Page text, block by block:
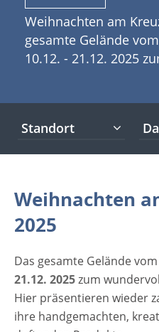
Weihnachten am
gesamte Gelände
10.12. - 21.12. 2025
duftenden Produkte.
wird es wieder
Vorweihnachtszeit
Kulturfabrik Leipzig
gemeinnützige
Ständen und einer
warten viele
Veranstaltungen.
stock.adobe.com [rule
Standort
Weihnachten
2025
Das gesamte Gelände
21.12. 2025zum
Hier präsentieren wieder
ihre handgemachten,